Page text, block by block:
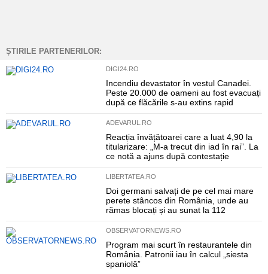
ȘTIRILE PARTENERILOR:
DIGI24.RO
Incendiu devastator în vestul Canadei.
Peste 20.000 de oameni au fost evacuați
după ce flăcările s-au extins rapid
ADEVARUL.RO
Reacția învățătoarei care a luat 4,90 la
titularizare: „M-a trecut din iad în rai”. La
ce notă a ajuns după contestație
LIBERTATEA.RO
Doi germani salvați de pe cel mai mare
perete stâncos din România, unde au
rămas blocați și au sunat la 112
OBSERVATORNEWS.RO
Program mai scurt în restaurantele din
România. Patronii iau în calcul „siesta
spaniolă”